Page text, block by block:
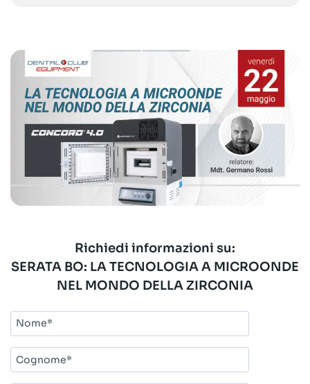
Richiedi informazioni su:
SERATA BO: LA TECNOLOGIA A MICROONDE
NEL MONDO DELLA ZIRCONIA
Nome*
Cognome*